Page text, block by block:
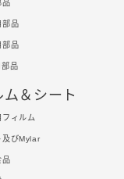
品
部品
部品
部品
ム＆シート
フィルム
及びMylar
品